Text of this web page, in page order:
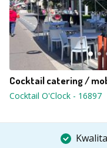
Cocktail catering /
Cocktail O'Clock - 16897